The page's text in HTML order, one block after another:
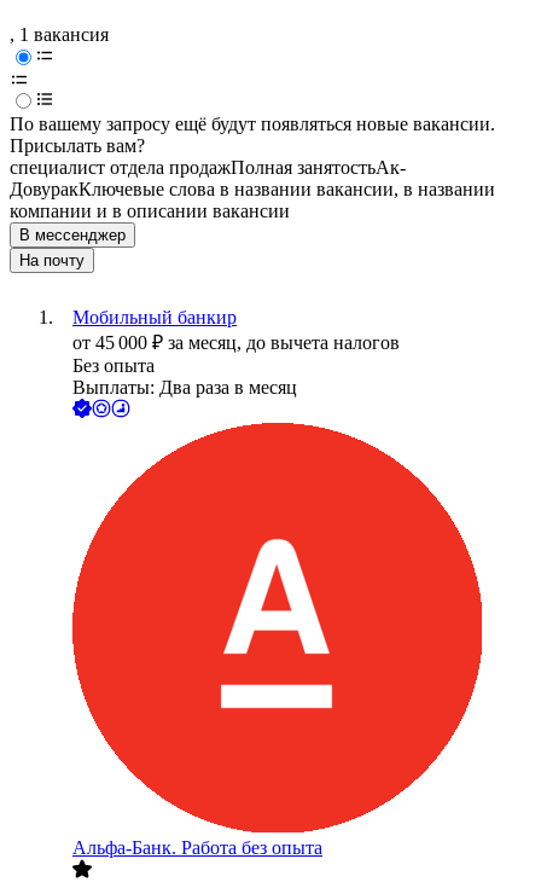
, 1 вакансия
По вашему запросу ещё будут появляться новые вакансии.
Присылать вам?
специалист отдела продажПолная занятостьАк-
ДовуракКлючевые слова в названии вакансии, в названии
компании и в описании вакансии
В мессенджер
На почту
Мобильный банкир
от 45 000 ₽ за месяц, до вычета налогов
Без опыта
Выплаты: Два раза в месяц
Альфа-Банк. Работа без опыта